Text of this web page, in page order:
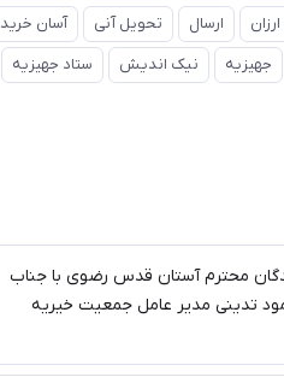
ارسال تحویل آنی آسان خرید
جهیزیه نیک اندیش ستاد جهیزیه
محترم آستان قدس رضوی با جناب
تدینی مدیر عامل جمعیت خیریه